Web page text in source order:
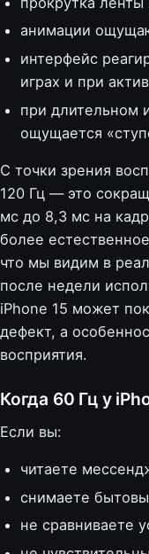
анимации
интерфейс
играх и при
при длительном
ощущается
С точки зрения
120 Гц — это
мс до 8,3 мс на
более
что мы видим в
после недели
iPhone 15 может
дефект, а
восприятия.
Когда 60 Гц у
Если вы:
читаете
снимаете
не сравниваете